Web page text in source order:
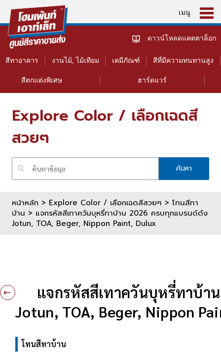
เมนู
สีทาอาคาร งานไม้, ไม้เทียม เคมีภัณฑ์ สีที่มีความทนทานสูง
สีตกแต่งพิเศษ ฮาร์ดแวร์
ดาวน์โหลดแคตตาล็อก
Explore Color / เลือกเฉดสี
สวยๆ
ค้นหา
หน้าหลัก > Explore Color / เลือกเฉดสีสวยๆ > โทนสีทา
บ้าน > แจกรหัสสีเทาควันบุหรี่ทาบ้าน 2026 ครบทุกแบรนด์ดัง
Jotun, TOA, Beger, Nippon Paint, Dulux
แจกรหัสสีเทาควันบุหรี่ทาบ้า
Jotun, TOA, Beger, Nippon
โทนสีทาบ้าน